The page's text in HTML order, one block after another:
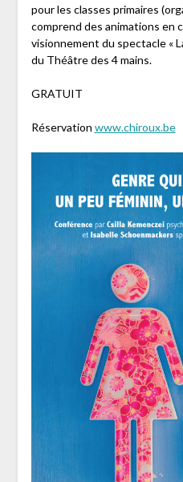
pour les classes primaires
comprend des animations en
visionnement du spectacle «
du Théâtre des 4 mains.
GRATUIT
Réservation www.chiroux.be